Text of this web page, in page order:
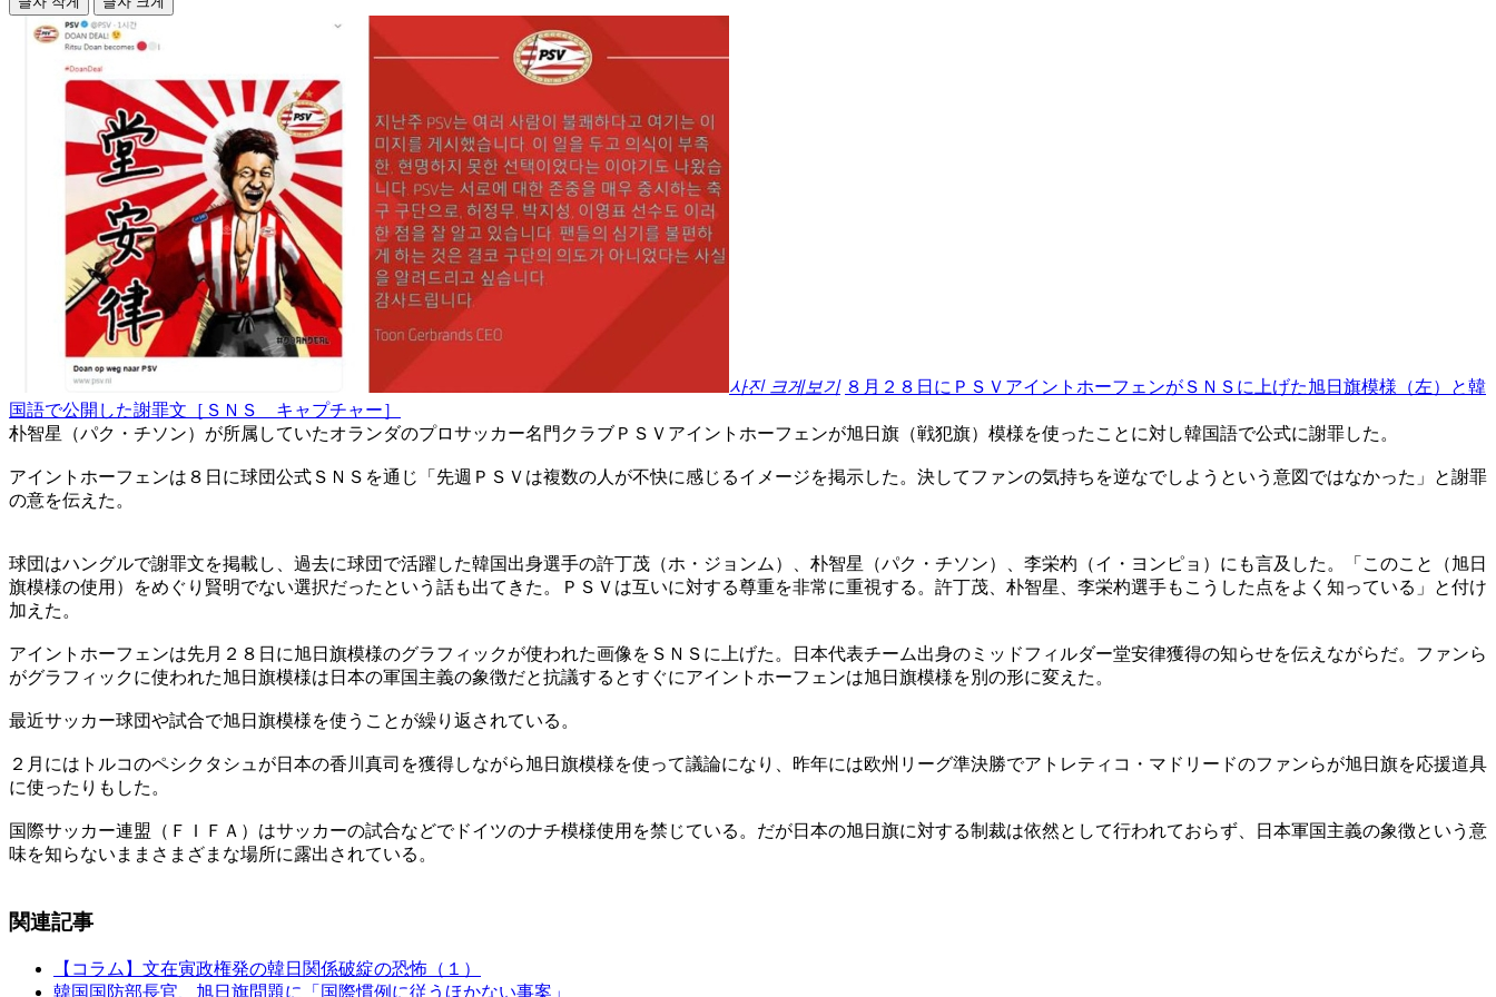
사진 크게보기 ８月２８日にＰＳＶアイントホーフェンがＳＮＳに上げた旭日旗模様（左）と韓
国語で公開した謝罪文［ＳＮＳ キャプチャー］
朴智星（パク・チソン）が所属していたオランダのプロサッカー名門クラブＰＳＶアイントホーフェンが旭日旗（戦犯旗）模様を使ったことに対し韓国語で公式に謝罪した。
アイントホーフェンは８日に球団公式ＳＮＳを通じ「先週ＰＳＶは複数の人が不快に感じるイメージを掲示した。決してファンの気持ちを逆なでしようという意図ではなかった」と謝罪
の意を伝えた。
球団はハングルで謝罪文を掲載し、過去に球団で活躍した韓国出身選手の許丁茂（ホ・ジョンム）、朴智星（パク・チソン）、李栄杓（イ・ヨンピョ）にも言及した。「このこと（旭日
旗模様の使用）をめぐり賢明でない選択だったという話も出てきた。ＰＳＶは互いに対する尊重を非常に重視する。許丁茂、朴智星、李栄杓選手もこうした点をよく知っている」と付け
加えた。
アイントホーフェンは先月２８日に旭日旗模様のグラフィックが使われた画像をＳＮＳに上げた。日本代表チーム出身のミッドフィルダー堂安律獲得の知らせを伝えながらだ。ファンら
がグラフィックに使われた旭日旗模様は日本の軍国主義の象徴だと抗議するとすぐにアイントホーフェンは旭日旗模様を別の形に変えた。
最近サッカー球団や試合で旭日旗模様を使うことが繰り返されている。
２月にはトルコのペシクタシュが日本の香川真司を獲得しながら旭日旗模様を使って議論になり、昨年には欧州リーグ準決勝でアトレティコ・マドリードのファンらが旭日旗を応援道具
に使ったりもした。
国際サッカー連盟（ＦＩＦＡ）はサッカーの試合などでドイツのナチ模様使用を禁じている。だが日本の旭日旗に対する制裁は依然として行われておらず、日本軍国主義の象徴という意
味を知らないままさまざまな場所に露出されている。
関連記事
【コラム】文在寅政権発の韓日関係破綻の恐怖（１）
韓国国防部長官、旭日旗問題に「国際慣例に従うほかない事案」